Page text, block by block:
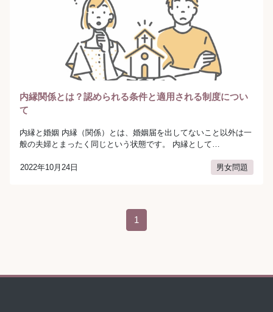
内縁関係とは？認められる条件と適用される制度につい
て
内縁と婚姻 内縁（関係）とは、婚姻届を出してないこと以外は一
般の夫婦とまったく同じという状態です。 内縁として…
2022年10月24日 男女問題
投稿ナビゲーション1